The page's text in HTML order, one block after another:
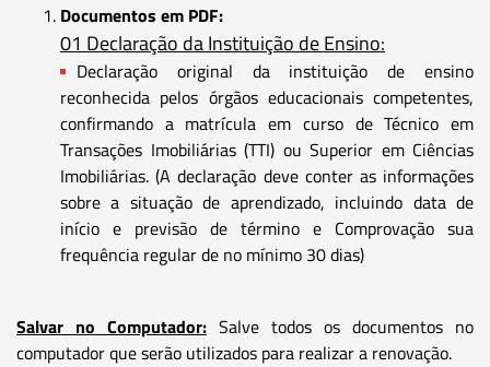
Documentos em PDF:
01 Declaração da Instituição de Ensino:
Declaração original da instituição de ensino
reconhecida pelos órgãos educacionais competentes,
confirmando a matrícula em curso de Técnico em
Transações Imobiliárias (TTI) ou Superior em Ciências
Imobiliárias. (A declaração deve conter as informações
sobre a situação de aprendizado, incluindo data de
início e previsão de término e Comprovação sua
frequência regular de no mínimo 30 dias)
Salvar no Computador: Salve todos os documentos no
computador que serão utilizados para realizar a renovação.